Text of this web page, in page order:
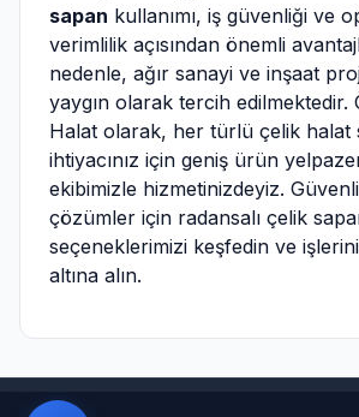
sapan kullanımı, iş güvenliği ve
verimlilik açısından önemli
nedenle, ağır sanayi ve inşaat
yaygın olarak tercih edilmektedir.
Halat olarak, her türlü çelik halat
ihtiyacınız için geniş ürün
ekibimizle hizmetinizdeyiz. Güvenli
çözümler için radansalı çelik
seçeneklerimizi keşfedin ve
altına alın.